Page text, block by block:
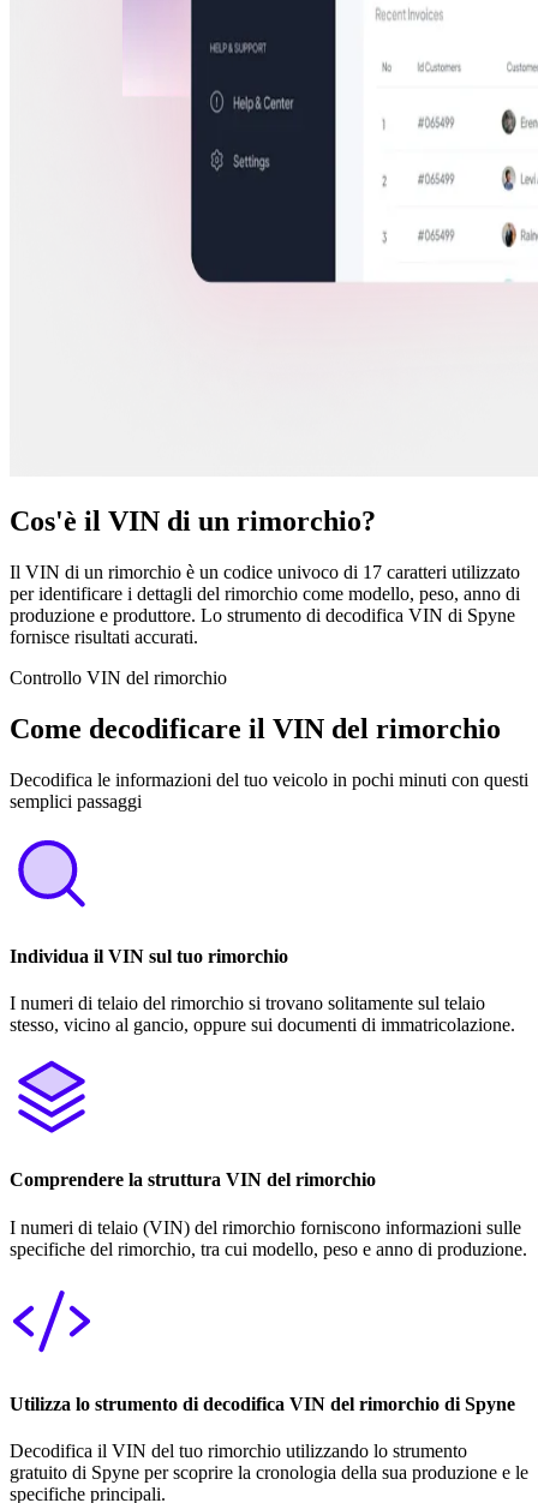
Cos'è il VIN di un rimorchio?
Il VIN di un rimorchio è un codice univoco di 17 caratteri utilizzato
per identificare i dettagli del rimorchio come modello, peso, anno di
produzione e produttore. Lo strumento di decodifica VIN di Spyne
fornisce risultati accurati.
Controllo VIN del rimorchio
Come decodificare il VIN del rimorchio
Decodifica le informazioni del tuo veicolo in pochi minuti con questi
semplici passaggi
Individua il VIN sul tuo rimorchio
I numeri di telaio del rimorchio si trovano solitamente sul telaio
stesso, vicino al gancio, oppure sui documenti di immatricolazione.
Comprendere la struttura VIN del rimorchio
I numeri di telaio (VIN) del rimorchio forniscono informazioni sulle
specifiche del rimorchio, tra cui modello, peso e anno di produzione.
Utilizza lo strumento di decodifica VIN del rimorchio di Spyne
Decodifica il VIN del tuo rimorchio utilizzando lo strumento
gratuito di Spyne per scoprire la cronologia della sua produzione e le
specifiche principali.